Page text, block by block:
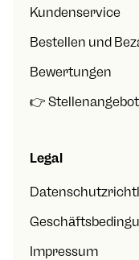
Kundenservice
Bestellen und
Bewertungen
👉
Legal
Impressum